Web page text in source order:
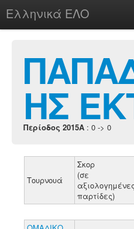
Ελληνικά ΕΛΟ
chesstu.be @ discord
LoginΗΣ
Περίοδος 2015A : 0 -> 0
Τουρνουά
Σκορ
(σε
αξιολογημένες
παρτίδες)